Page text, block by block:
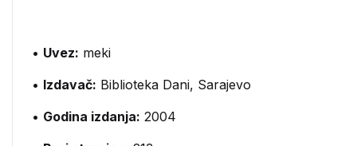
• Uvez: meki
• Izdavač: Biblioteka Dani, Sarajevo
• Godina izdanja: 2004